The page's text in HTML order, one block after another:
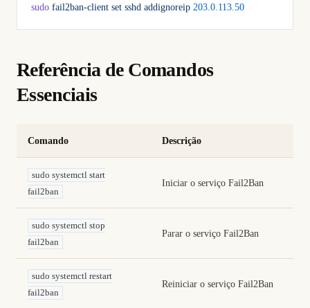
sudo fail2ban-client set sshd addignoreip 203.0.113.50
Referência de Comandos
Essenciais
Comando Descrição
sudo systemctl start
fail2ban
Iniciar o serviço Fail2Ban
sudo systemctl stop
fail2ban
Parar o serviço Fail2Ban
sudo systemctl restart
fail2ban
Reiniciar o serviço Fail2Ban